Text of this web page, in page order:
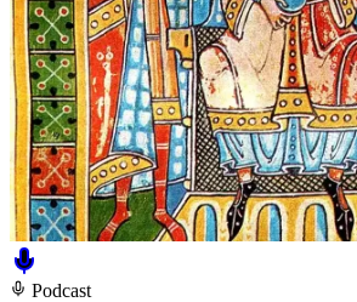
Podcast